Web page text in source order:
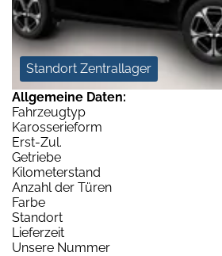
Standort Zentrallager
Allgemeine Daten:
Fahrzeugtyp
Karosserieform
Erst-Zul.
Getriebe
Kilometerstand
Anzahl der Türen
Farbe
Standort
Lieferzeit
Unsere Nummer